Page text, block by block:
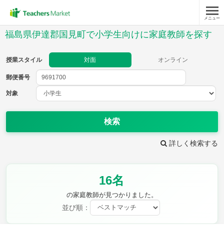
メニュー
福島県伊達郡国見町で小学生向けに家庭教師を探す
授業スタイル 対面 オンライン
郵便番号
対象
検索
詳しく検索する
16名
の家庭教師が見つかりました。
並び順：
郵便番号
教科
理科
保健・体育 図画工作 書写